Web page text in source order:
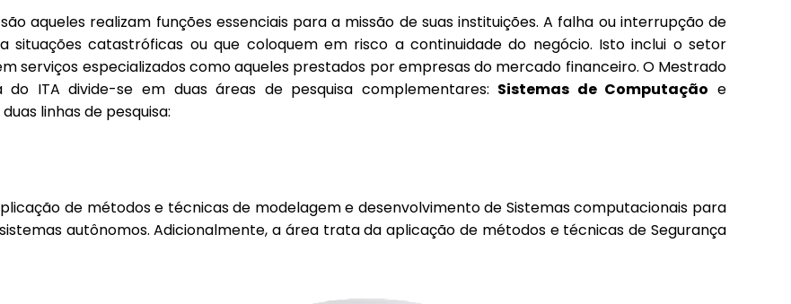
são aqueles realizam funções essenciais para a missão de suas instituições. A falha ou interrupção de
situações catastróficas ou que coloquem em risco a continuidade do negócio. Isto inclui o setor
serviços especializados como aqueles prestados por empresas do mercado financeiro. O Mestrado
ITA divide-se em duas áreas de pesquisa complementares: Sistemas de Computação e
linhas de pesquisa:
de métodos e técnicas de modelagem e desenvolvimento de Sistemas computacionais para
autônomos. Adicionalmente, a área trata da aplicação de métodos e técnicas de Segurança